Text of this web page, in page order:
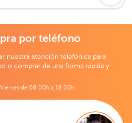
por teléfono
nuestra atención telefónica para
o comprar de una forma rápida y
de 08:00h a 18:00h